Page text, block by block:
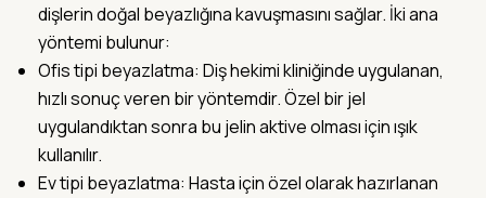
dişlerin doğal beyazlığına kavuşmasını sağlar. İki ana
yöntemi bulunur:
Ofis tipi beyazlatma: Diş hekimi kliniğinde uygulanan,
hızlı sonuç veren bir yöntemdir. Özel bir jel
uygulandıktan sonra bu jelin aktive olması için ışık
kullanılır.
Ev tipi beyazlatma: Hasta için özel olarak hazırlanan